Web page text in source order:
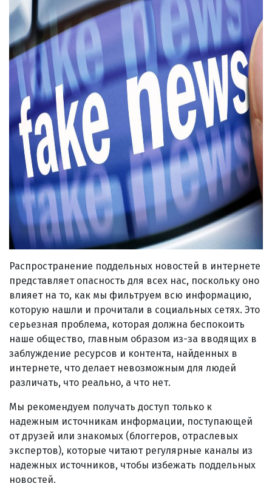
Распространение поддельных новостей в интернете
представляет опасность для всех нас, поскольку оно
влияет на то, как мы фильтруем всю информацию,
которую нашли и прочитали в социальных сетях. Это
серьезная проблема, которая должна беспокоить
наше общество, главным образом из-за вводящих в
заблуждение ресурсов и контента, найденных в
интернете, что делает невозможным для людей
различать, что реально, а что нет.
Мы рекомендуем получать доступ только к
надежным источникам информации, поступающей
от друзей или знакомых (блоггеров, отраслевых
экспертов), которые читают регулярные каналы из
надежных источников, чтобы избежать поддельных
новостей.